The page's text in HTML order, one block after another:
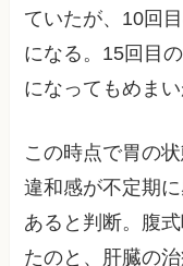
ていたが、10回
になる。15回目
になってもめま
この時点で胃の
違和感が不定期
あると判断。腹
たのと、肝臓の